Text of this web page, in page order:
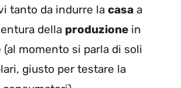
tanto da indurre la casa a
della produzione in
(al momento si parla di soli
giusto per testare la